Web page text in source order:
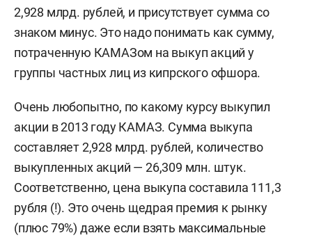
2,928 млрд. рублей, и присутствует сумма со
знаком минус. Это надо понимать как сумму,
потраченную КАМАЗом на выкуп акций у
группы частных лиц из кипрского офшора.
Очень любопытно, по какому курсу выкупил
акции в 2013 году КАМАЗ. Сумма выкупа
составляет 2,928 млрд. рублей, количество
выкупленных акций — 26,309 млн. штук.
Соответственно, цена выкупа составила 111,3
рубля (!). Это очень щедрая премия к рынку
(плюс 79%) даже если взять максимальные